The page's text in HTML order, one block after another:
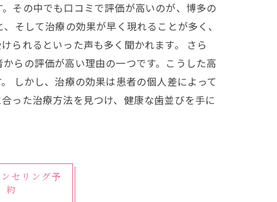
その中でも口コミで評価が高いのが、博多の
そして治療の効果が早く現れることが多く、
られるといった声も多く聞かれます。 さら
らの評価が高い理由の一つです。こうした高
しかし、治療の効果は患者の個人差によって
った治療方法を見つけ、健康な歯並びを手に
セリング予
約